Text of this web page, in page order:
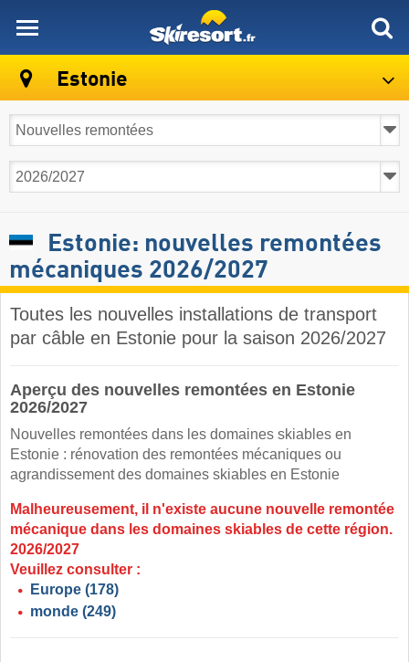
Estonie
Estonie: nouvelles remontées
mécaniques 2026/2027
Toutes les nouvelles installations de transport
par câble en Estonie pour la saison 2026/2027
Aperçu des nouvelles remontées en Estonie
2026/2027
Nouvelles remontées dans les domaines skiables en
Estonie : rénovation des remontées mécaniques ou
agrandissement des domaines skiables en Estonie
Malheureusement, il n'existe aucune nouvelle remontée
mécanique dans les domaines skiables de cette région.
2026/2027
Veuillez consulter :
Europe (178)
monde (249)